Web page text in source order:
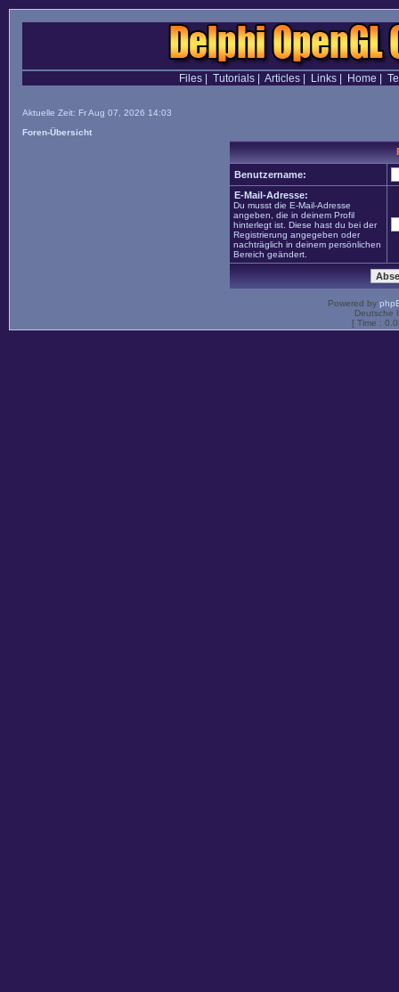
Files| Tutorials| Articles| Links| Home
Aktuelle Zeit: Fr Aug 07, 2026 14:03
Foren-Übersicht
Benutzername:
E-Mail-Adresse:
Du musst die E-Mail-Adresse
angeben, die in deinem Profil
hinterlegt ist. Diese hast du bei der
Registrierung angegeben oder
nachträglich in deinem persönlichen
Bereich geändert.
Powered by
Deutsche
[ Time :